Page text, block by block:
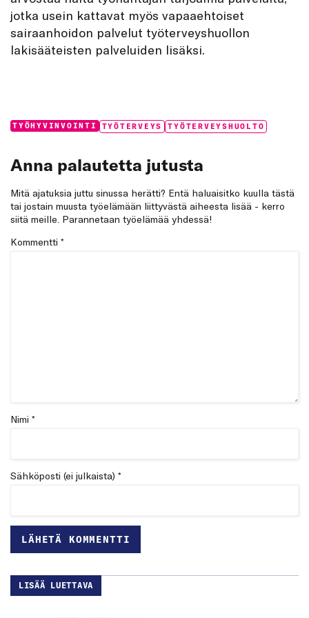
jotka usein kattavat myös vapaaehtoiset
sairaanhoidon palvelut työterveyshuollon
lakisääteisten palveluiden lisäksi.
Categories:
TYÖHYVINVOINTI Tags:
TYÖTERVEYS TYÖTERVEYSHUOLTO
Anna palautetta jutusta
Mitä ajatuksia juttu sinussa herätti? Entä haluaisitko kuulla tästä
tai jostain muusta työelämään liittyvästä aiheesta lisää - kerro
siitä meille. Parannetaan työelämää yhdessä!
Kommentti *
Nimi *
Sähköposti (ei julkaista) *
LISÄÄ LUETTAVA